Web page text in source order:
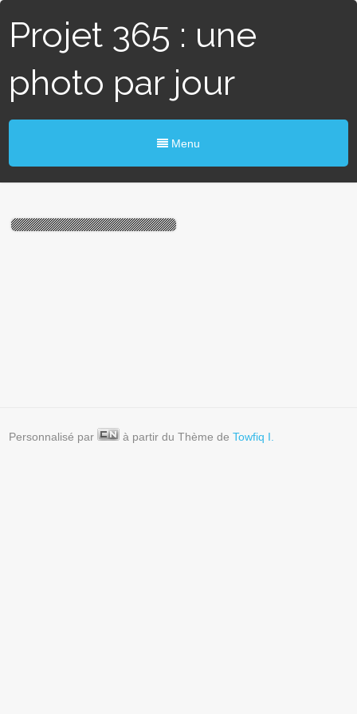
Projet 365 : une
photo par jour
Menu
Personnalisé par à partir du Thème deTowfiq I.